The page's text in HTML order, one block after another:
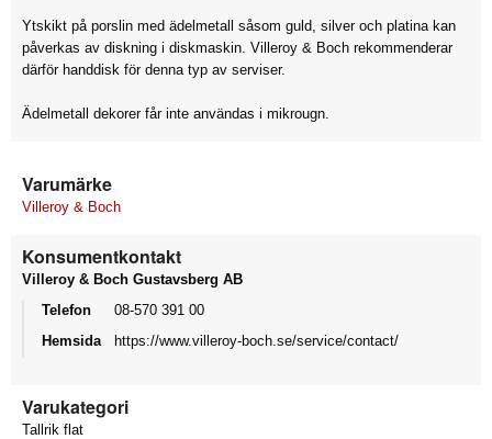
Ytskikt på porslin med ädelmetall såsom guld, silver och platina kan
påverkas av diskning i diskmaskin. Villeroy & Boch rekommenderar
därför handdisk för denna typ av serviser.
Ädelmetall dekorer får inte användas i mikrougn.
Varumärke
Villeroy & Boch
Konsumentkontakt
Villeroy & Boch Gustavsberg AB
Telefon
08-570 391 00
Hemsida
https://www.villeroy-boch.se/service/contact/
Varukategori
Tallrik flat